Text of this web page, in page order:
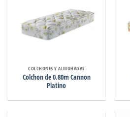
COLCHONES Y ALMOHADAS
Colchon de 0.80m Cannon
Platino